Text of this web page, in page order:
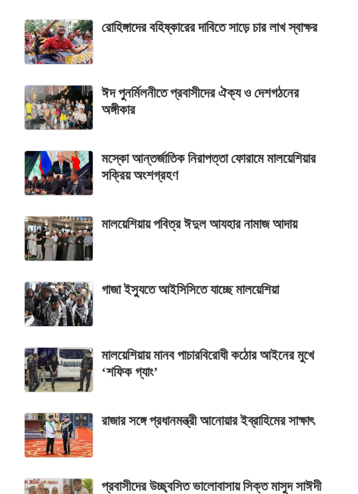
রোহিঙ্গাদের বহিষ্কারের দাবিতে সাড়ে চার লাখ স্বাক্ষর
ঈদ পুনর্মিলনীতে প্রবাসীদের ঐক্য ও দেশগঠনের
অঙ্গীকার
মস্কো আন্তর্জাতিক নিরাপত্তা ফোরামে মালয়েশিয়ার
সক্রিয় অংশগ্রহণ
মালয়েশিয়ায় পবিত্র ঈদুল আযহার নামাজ আদায়
গাজা ইস্যুতে আইসিসিতে যাচ্ছে মালয়েশিয়া
মালয়েশিয়ায় মানব পাচারবিরোধী কঠোর আইনের মুখে
‘শফিক গ্যাং’
রাজার সঙ্গে প্রধানমন্ত্রী আনোয়ার ইব্রাহিমের সাক্ষাৎ
প্রবাসীদের উচ্ছ্বসিত ভালোবাসায় সিক্ত মাসুদ সাঈদী